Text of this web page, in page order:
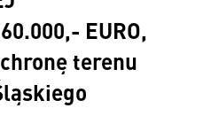
EURO,
terenu